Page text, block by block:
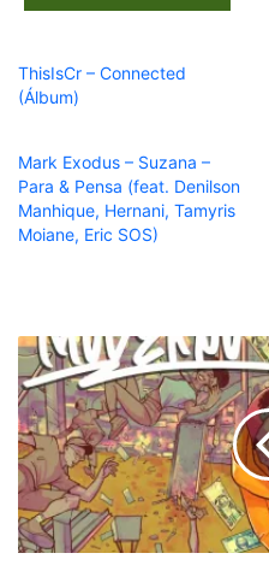
ThisIsCr – Connected
(Álbum)
Mark Exodus – Suzana –
Para & Pensa (feat. Denilson
Manhique, Hernani, Tamyris
Moiane, Eric SOS)
Laylizzy
&
Mark
Exodus
-
Nostalgia
Moderno
(Álbum)